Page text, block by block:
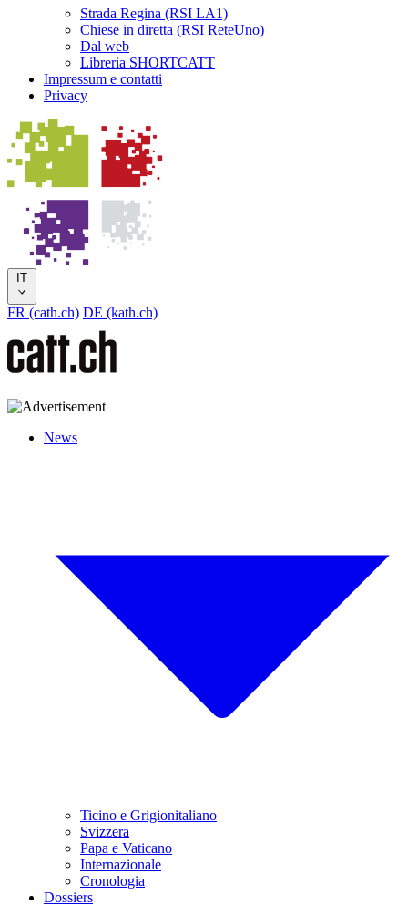
Strada Regina (RSI LA1)
Chiese in diretta (RSI ReteUno)
Dal web
Libreria SHORTCATT
Impressum e contatti
Privacy
IT
FR (cath.ch) DE (kath.ch)
News
Ticino e Grigionitaliano
Svizzera
Papa e Vaticano
Internazionale
Cronologia
Dossiers